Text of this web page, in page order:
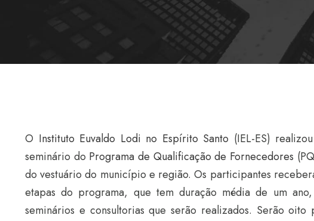
O Instituto Euvaldo Lodi no Espírito Santo (IEL-ES)
seminário do Programa de Qualificação de Fornecedores
do vestuário do município e região. Os participantes
etapas do programa, que tem duração média de um
seminários e consultorias que serão realizados. Serão oito